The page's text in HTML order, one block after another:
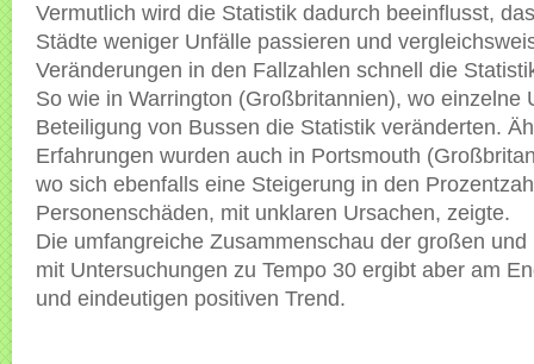
Vermutlich wird die Statistik dadurch beeinflusst,
Städte weniger Unfälle passieren und
Veränderungen in den Fallzahlen schnell die
So wie in Warrington (Großbritannien), wo einzelne
Beteiligung von Bussen die Statistik veränderten.
Erfahrungen wurden auch in Portsmouth
wo sich ebenfalls eine Steigerung in den
Personenschäden, mit unklaren Ursachen, zeigte.
Die umfangreiche Zusammenschau der großen und
mit Untersuchungen zu Tempo 30 ergibt aber am
und eindeutigen positiven Trend.